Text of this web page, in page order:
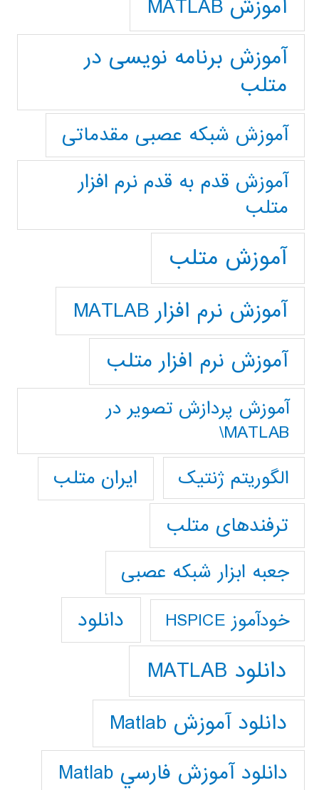
آموزش MATLAB
آموزش برنامه نویسی در
متلب
آموزش شبکه عصبی مقدماتی
آموزش قدم به قدم نرم افزار
متلب
آموزش متلب
آموزش نرم افزار MATLAB
آموزش نرم افزار متلب
آموزش پردازش تصوير در
MATLAB\
الگوریتم ژنتیک
ایران متلب
ترفندهای متلب
جعبه ابزار شبکه عصبی
خودآموز HSPICE دانلود
دانلود MATLAB
دانلود آموزش Matlab
دانلود آموزش فارسي Matlab